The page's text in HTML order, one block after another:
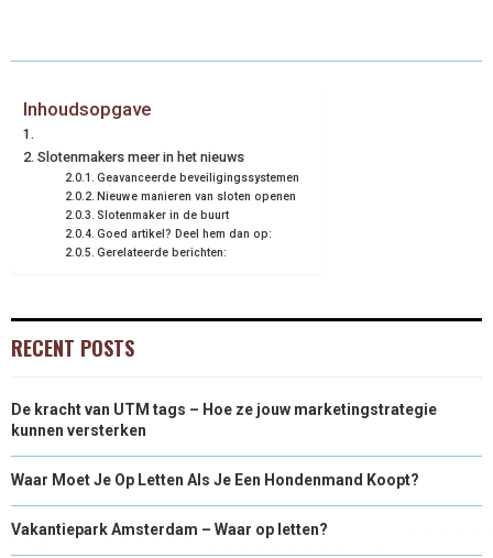
Inhoudsopgave
Slotenmakers meer in het nieuws
Geavanceerde beveiligingssystemen
Nieuwe manieren van sloten openen
Slotenmaker in de buurt
Goed artikel? Deel hem dan op:
Gerelateerde berichten:
RECENT POSTS
De kracht van UTM tags – Hoe ze jouw marketingstrategie
kunnen versterken
Waar Moet Je Op Letten Als Je Een Hondenmand Koopt?
Vakantiepark Amsterdam – Waar op letten?